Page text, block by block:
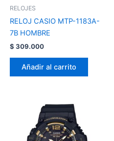
RELOJES
RELOJ CASIO MTP-1183A-
7B HOMBRE
$ 309.000
Añadir al carrito